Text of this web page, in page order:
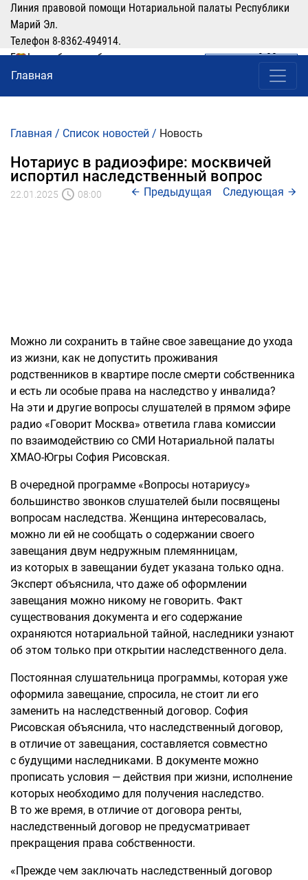
Линия правовой помощи Нотариальной палаты Республики
Марий Эл.
Телефон 8-8362-494914.
График работы: рабочие дни понедельник-четверг с 9:00 по
16:00, перерыв 12:00-13:00
ЛИЧНЫЙ КАБИНЕТ
Главная
Главная / Список новостей / Новость
Нотариус в радиоэфире: москвичей
испортил наследственный вопрос
22.01.2025 08:00 Следующая
Предыдущая
Можно ли сохранить в тайне свое завещание до ухода
из жизни, как не допустить проживания
родственников в квартире после смерти собственника
и есть ли особые права на наследство у инвалида?
На эти и другие вопросы слушателей в прямом эфире
радио «Говорит Москва» ответила глава комиссии
по взаимодействию со СМИ Нотариальной палаты
ХМАО-Югры София Рисовская.
В очередной программе «Вопросы нотариусу»
большинство звонков слушателей были посвящены
вопросам наследства. Женщина интересовалась,
можно ли ей не сообщать о содержании своего
завещания двум недружным племянницам,
из которых в завещании будет указана только одна.
Эксперт объяснила, что даже об оформлении
завещания можно никому не говорить. Факт
существования документа и его содержание
охраняются нотариальной тайной, наследники узнают
об этом только при открытии наследственного дела.
Постоянная слушательница программы, которая уже
оформила завещание, спросила, не стоит ли его
заменить на наследственный договор. София
Рисовская объяснила, что наследственный договор,
в отличие от завещания, составляется совместно
с будущими наследниками. В документе можно
прописать условия — действия при жизни, исполнение
которых необходимо для получения наследство.
В то же время, в отличие от договора ренты,
наследственный договор не предусматривает
прекращения права собственности.
«Прежде чем заключать наследственный договор